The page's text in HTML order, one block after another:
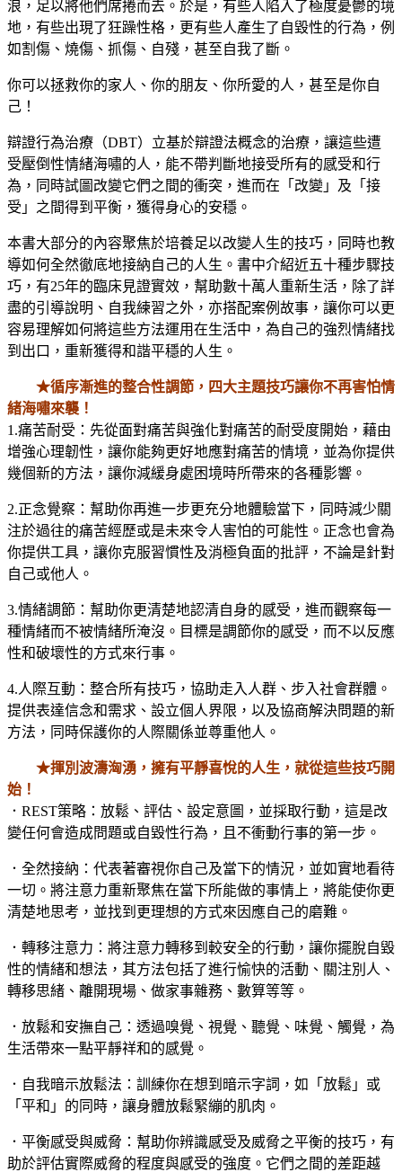
浪，足以將他們席捲而去。於是，有些人陷入了極度憂鬱的境
地，有些出現了狂躁性格，更有些人產生了自毀性的行為，例
如割傷、燒傷、抓傷、自殘，甚至自我了斷。
你可以拯救你的家人、你的朋友、你所愛的人，甚至是你自
己！
辯證行為治療（DBT）立基於辯證法概念的治療，讓這些遭
受壓倒性情緒海嘯的人，能不帶判斷地接受所有的感受和行
為，同時試圖改變它們之間的衝突，進而在「改變」及「接
受」之間得到平衡，獲得身心的安穩。
本書大部分的內容聚焦於培養足以改變人生的技巧，同時也教
導如何全然徹底地接納自己的人生。書中介紹近五十種步驟技
巧，有25年的臨床見證實效，幫助數十萬人重新生活，除了詳
盡的引導說明、自我練習之外，亦搭配案例故事，讓你可以更
容易理解如何將這些方法運用在生活中，為自己的強烈情緒找
到出口，重新獲得和諧平穩的人生。
★循序漸進的整合性調節，四大主題技巧讓你不再害怕情
緒海嘯來襲！
1.痛苦耐受：先從面對痛苦與強化對痛苦的耐受度開始，藉由
增強心理韌性，讓你能夠更好地應對痛苦的情境，並為你提供
幾個新的方法，讓你減緩身處困境時所帶來的各種影響。
2.正念覺察：幫助你再進一步更充分地體驗當下，同時減少關
注於過往的痛苦經歷或是未來令人害怕的可能性。正念也會為
你提供工具，讓你克服習慣性及消極負面的批評，不論是針對
自己或他人。
3.情緒調節：幫助你更清楚地認清自身的感受，進而觀察每一
種情緒而不被情緒所淹沒。目標是調節你的感受，而不以反應
性和破壞性的方式來行事。
4.人際互動：整合所有技巧，協助走入人群、步入社會群體。
提供表達信念和需求、設立個人界限，以及協商解決問題的新
方法，同時保護你的人際關係並尊重他人。
★揮別波濤洶湧，擁有平靜喜悅的人生，就從這些技巧開
始！
．REST策略：放鬆、評估、設定意圖，並採取行動，這是改
變任何會造成問題或自毀性行為，且不衝動行事的第一步。
．全然接納：代表著審視你自己及當下的情況，並如實地看待
一切。將注意力重新聚焦在當下所能做的事情上，將能使你更
清楚地思考，並找到更理想的方式來因應自己的磨難。
．轉移注意力：將注意力轉移到較安全的行動，讓你擺脫自毀
性的情緒和想法，其方法包括了進行愉快的活動、關注別人、
轉移思緒、離開現場、做家事雜務、數算等等。
．放鬆和安撫自己：透過嗅覺、視覺、聽覺、味覺、觸覺，為
生活帶來一點平靜祥和的感覺。
．自我暗示放鬆法：訓練你在想到暗示字詞，如「放鬆」或
「平和」的同時，讓身體放鬆緊繃的肌肉。
．平衡感受與威脅：幫助你辨識感受及威脅之平衡的技巧，有
助於評估實際威脅的程度與感受的強度。它們之間的差距越